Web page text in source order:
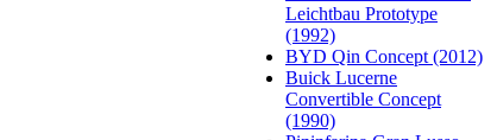
Leichtbau Prototype
(1992)
BYD Qin Concept (2012)
Buick Lucerne
Convertible Concept
(1990)